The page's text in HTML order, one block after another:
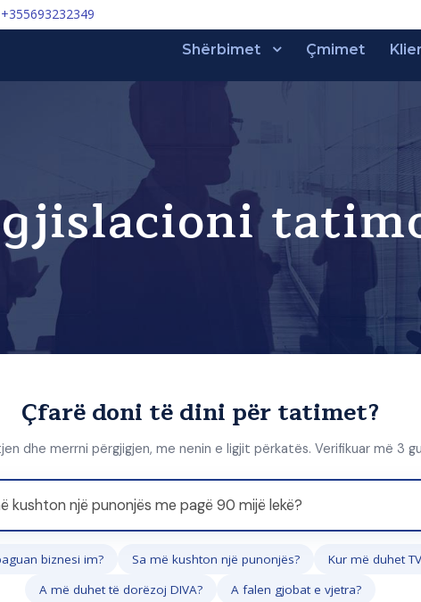
+355693232349
Shërbimet Çmimet
Çfarë doni të dini për tatimet?
dhe merrni përgjigjen, me nenin e ligjit përkatës. Verifikuar më 3
biznesi im? Sa më kushton një punonjës?
Kur më duhet
A më duhet të dorëzoj DIVA?
A falen gjobat e vjetra?